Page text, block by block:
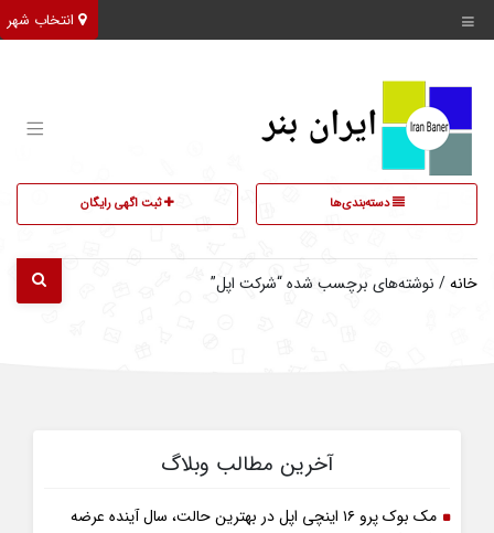
دسته‌بندی‌ها ثبت اگهی رایگان
خانه/ نوشته‌های برچسب شده “شرکت اپل”
آخرین مطالب وبلاگ
مک بوک پرو ۱۶ اینچی اپل در بهترین حالت، سال آینده عرضه